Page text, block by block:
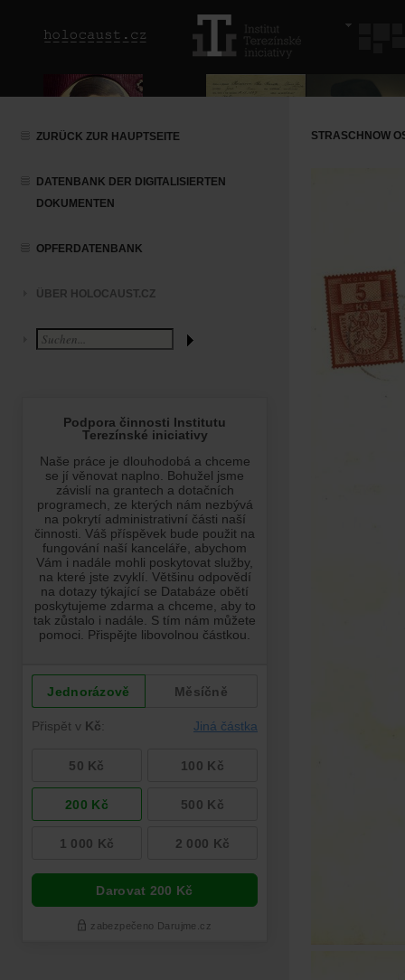
ZURÜCK ZUR HAUPTSEITE
DATENBANK DER DIGITALISIERTEN
DOKUMENTEN
OPFERDATENBANK
ÜBER HOLOCAUST.CZ
STRASCHNOW